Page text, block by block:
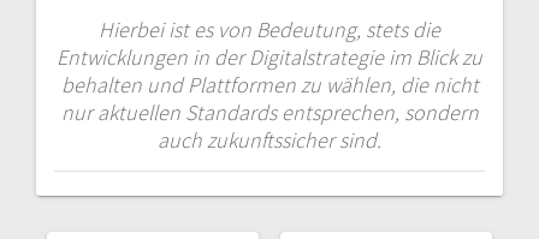
Hierbei ist es von Bedeutung, stets die
Entwicklungen in der Digitalstrategie im Blick zu
behalten und Plattformen zu wählen, die nicht
nur aktuellen Standards entsprechen, sondern
auch zukunftssicher sind.